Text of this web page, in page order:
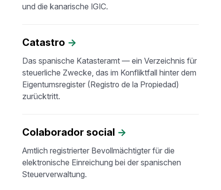
und die kanarische IGIC.
Catastro →
Das spanische Katasteramt — ein Verzeichnis für
steuerliche Zwecke, das im Konfliktfall hinter dem
Eigentumsregister (Registro de la Propiedad)
zurücktritt.
Colaborador social →
Amtlich registrierter Bevollmächtigter für die
elektronische Einreichung bei der spanischen
Steuerverwaltung.